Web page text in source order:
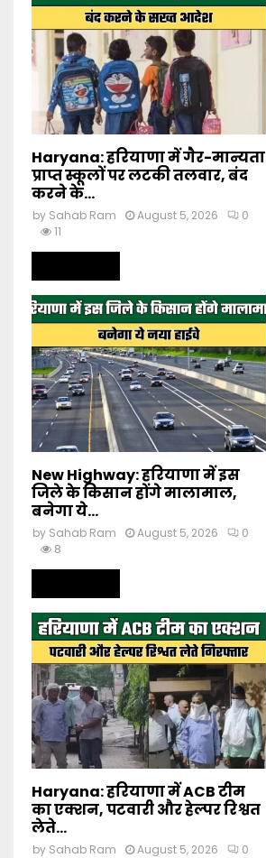
Haryana: हरियाणा में गैर-मान्यता
प्राप्त स्कूलों पर लटकी तलवार, बंद
करने के...
by Sahab Ram August 5, 2026
0
11
New Highway: हरियाणा में इस
जिले के किसान होंगे मालामाल,
बनेगा ये...
by Sahab Ram August 5, 2026
0
8
Haryana: हरियाणा में ACB टीम
का एक्शन, पटवारी और हेल्पर रिश्वत
लेते...
by Sahab Ram August 5, 2026
0